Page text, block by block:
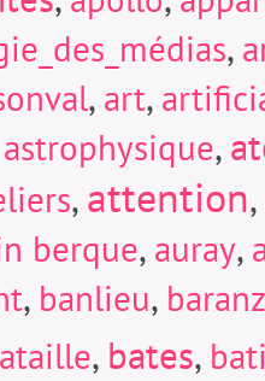
,
, art,
astrophysique,
,attention,
berque, auray,
, banlieu,
, bates,